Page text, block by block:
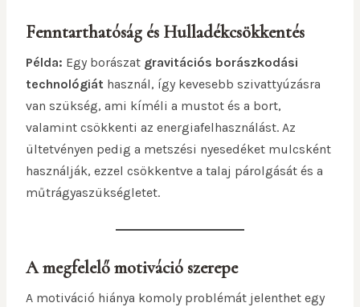
Fenntarthatóság és Hulladékcsökkentés
Példa: Egy borászat gravitációs borászkodási
technológiát használ, így kevesebb szivattyúzásra
van szükség, ami kíméli a mustot és a bort,
valamint csökkenti az energiafelhasználást. Az
ültetvényen pedig a metszési nyesedéket mulcsként
használják, ezzel csökkentve a talaj párolgását és a
műtrágyaszükségletet.
A megfelelő motiváció szerepe
A motiváció hiánya komoly problémát jelenthet egy